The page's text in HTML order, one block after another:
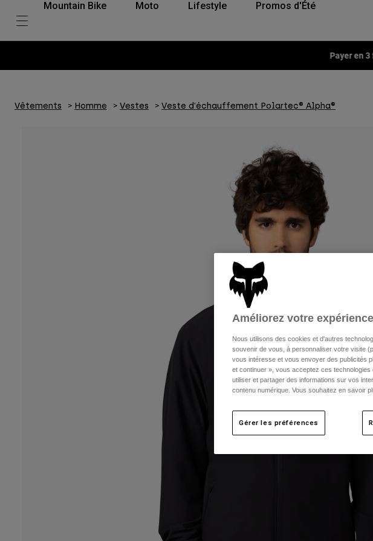
Mountain Bike Moto Lifestyle Promos d'Été
Payer en
Vêtements Homme Vestes Veste d'échauffement Polartec® Alpha®
Améliorez votre expérience
Nous utilisons des cookies et d'autres
souvenir de vous, à personnaliser votre visite
vous intéresse et vous envoyer des publicités
et continuer », vous acceptez ces
utiliser et partager des informations sur vos
contenu numérique. Vous souhaitez en savoir
Gérer les préférences